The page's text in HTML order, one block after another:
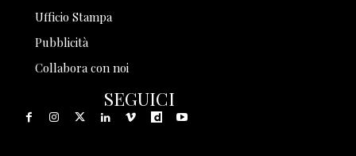
Ufficio Stampa
Pubblicità
Collabora con noi
SEGUICI